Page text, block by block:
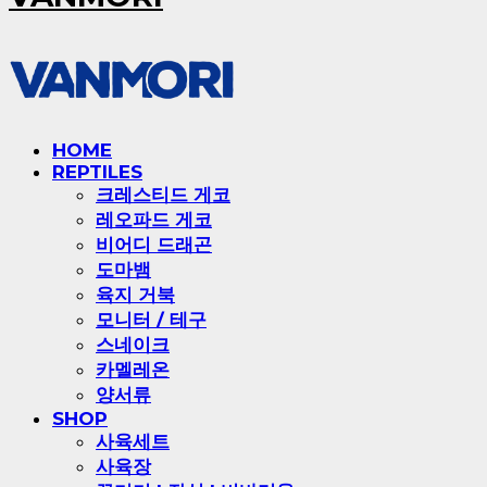
HOME
REPTILES
크레스티드 게코
레오파드 게코
비어디 드래곤
도마뱀
육지 거북
모니터 / 테구
스네이크
카멜레온
양서류
SHOP
사육세트
사육장